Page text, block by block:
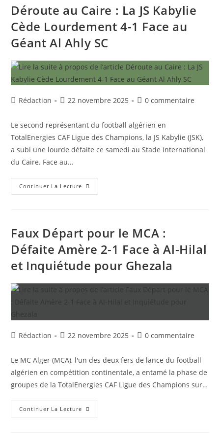
CR
Belouizdad
Et
S’impose
2-
0
Face
À
Singida
Coupe
De
Confédération
Déroute au Caire : La JS Kabylie
Cède Lourdement 4-1 Face au
Géant Al Ahly SC
Auteur/autrice
la
publication :
Rédaction
Publication
22 novembre 2025
Commentaires
la
publication :
0 commentaire
Le second représentant du football algérien en
TotalEnergies CAF Ligue des Champions, la JS Kabylie (JSK),
a subi une lourde défaite ce samedi au Stade International
du Caire. Face au…
Continuer La Lecture Déroute
Au
Cède
Lourdement
4-
1
Face
Au
Géant
Al
Faux Départ pour le MCA :
Défaite Amère 2-1 Face à Al-Hilal
et Inquiétude pour Ghezala
Auteur/autrice
la
publication :
Rédaction
Publication
22 novembre 2025
Commentaires
la
publication :
0 commentaire
Le MC Alger (MCA), l'un des deux fers de lance du football
algérien en compétition continentale, a entamé la phase de
groupes de la TotalEnergies CAF Ligue des Champions sur…
Continuer La Lecture Faux
Départ